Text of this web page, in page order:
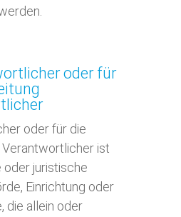
oder für
oder für die
ist
oder juristische
Einrichtung oder
die allein oder